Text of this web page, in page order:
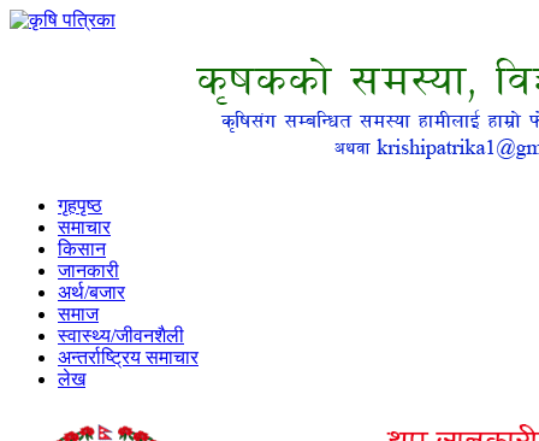
गृहपृष्ठ
समाचार
किसान
जानकारी
अर्थ/बजार
समाज
स्वास्थ्य/जीवनशैली
अन्तर्राष्ट्रिय समाचार
लेख